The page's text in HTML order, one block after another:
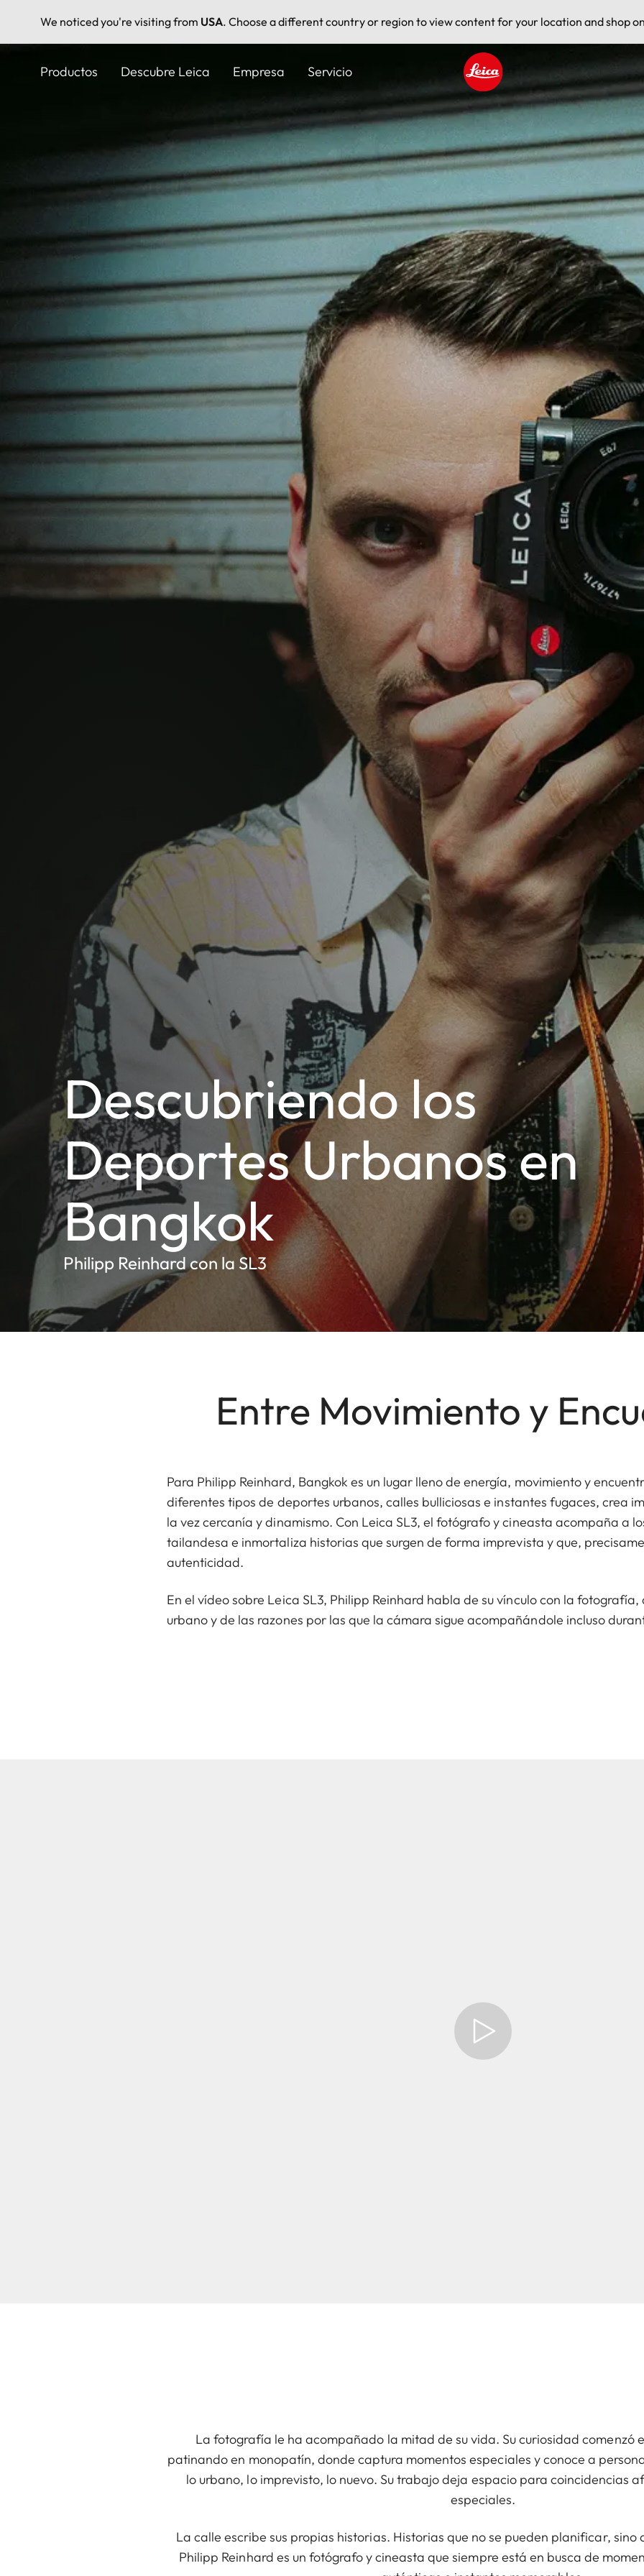
We noticed you're visiting from USA. Choose a different country or region to view content for your location and shop
Productos Descubre Leica Empresa Servicio
Leica logo - Home
Descubriendo los
Deportes Urbanos en
Bangkok
Philipp Reinhard con la SL3
Entre Movimiento y
Para Philipp Reinhard, Bangkok es un lugar lleno de energía, movimiento y
diferentes tipos de deportes urbanos, calles bulliciosas e instantes fugaces, crea
la vez cercanía y dinamismo. Con Leica SL3, el fotógrafo y cineasta acompaña a
tailandesa e inmortaliza historias que surgen de forma imprevista y que,
autenticidad.
En el vídeo sobre Leica SL3, Philipp Reinhard habla de su vínculo con la
urbano y de las razones por las que la cámara sigue acompañándole incluso
La fotografía le ha acompañado la mitad de su vida. Su curiosidad comenzó
patinando en monopatín, donde captura momentos especiales y conoce a
lo urbano, lo imprevisto, lo nuevo. Su trabajo deja espacio para coincidencias
especiales.
La calle escribe sus propias historias. Historias que no se pueden planificar, sino
Philipp Reinhard es un fotógrafo y cineasta que siempre está en busca de